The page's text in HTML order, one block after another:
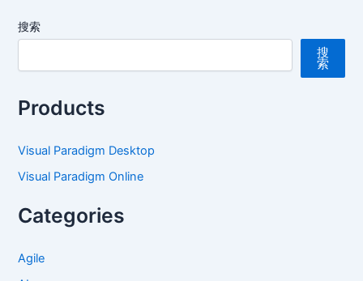
搜索
搜
索
Products
Visual Paradigm Desktop
Visual Paradigm Online
Categories
Agile